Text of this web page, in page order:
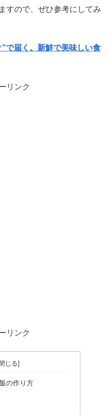
すので、ぜひ参考にしてみ
で届く。新鮮で美味しい食
リンク
リンク
の作り方